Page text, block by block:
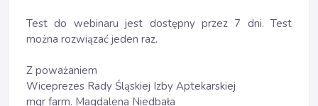
Test do webinaru jest dostępny przez 7 dni. Test
można rozwiązać jeden raz.
Z poważaniem
Wiceprezes Rady Śląskiej Izby Aptekarskiej
mgr farm. Magdalena Niedbała